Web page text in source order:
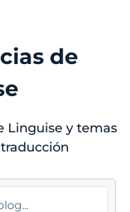
de
Linguise y temas